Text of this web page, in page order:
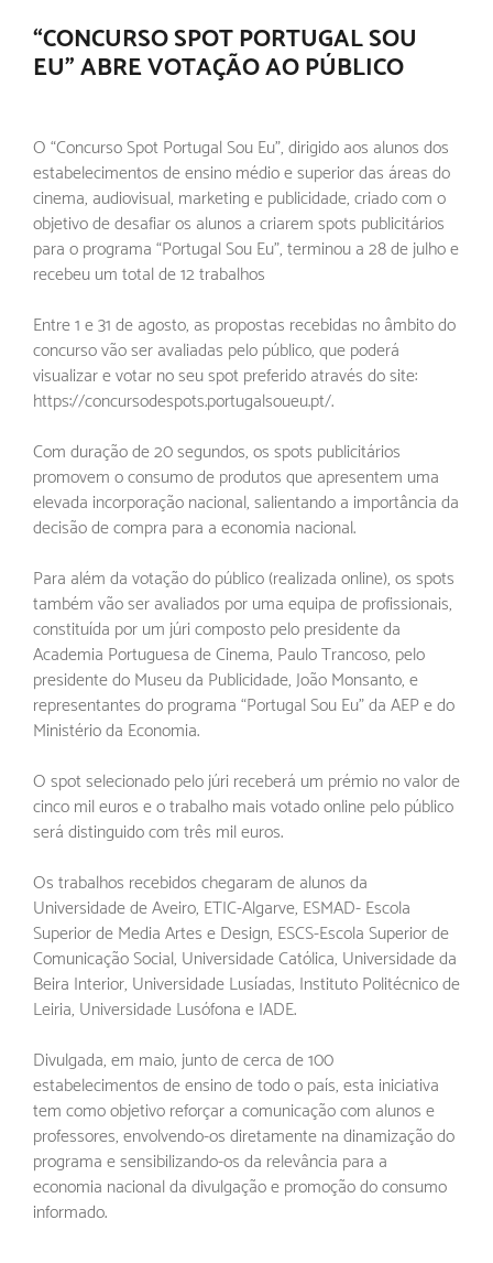
“CONCURSO SPOT PORTUGAL SOU
EU” ABRE VOTAÇÃO AO PÚBLICO
O “Concurso Spot Portugal Sou Eu”, dirigido aos alunos dos
estabelecimentos de ensino médio e superior das áreas do
cinema, audiovisual, marketing e publicidade, criado com o
objetivo de desafiar os alunos a criarem spots publicitários
para o programa “Portugal Sou Eu”, terminou a 28 de julho e
recebeu um total de 12 trabalhos
Entre 1 e 31 de agosto, as propostas recebidas no âmbito do
concurso vão ser avaliadas pelo público, que poderá
visualizar e votar no seu spot preferido através do site:
https://concursodespots.portugalsoueu.pt/.
Com duração de 20 segundos, os spots publicitários
promovem o consumo de produtos que apresentem uma
elevada incorporação nacional, salientando a importância da
decisão de compra para a economia nacional.
Para além da votação do público (realizada online), os spots
também vão ser avaliados por uma equipa de profissionais,
constituída por um júri composto pelo presidente da
Academia Portuguesa de Cinema, Paulo Trancoso, pelo
presidente do Museu da Publicidade, João Monsanto, e
representantes do programa “Portugal Sou Eu” da AEP e do
Ministério da Economia.
O spot selecionado pelo júri receberá um prémio no valor de
cinco mil euros e o trabalho mais votado online pelo público
será distinguido com três mil euros.
Os trabalhos recebidos chegaram de alunos da
Universidade de Aveiro, ETIC-Algarve, ESMAD- Escola
Superior de Media Artes e Design, ESCS-Escola Superior de
Comunicação Social, Universidade Católica, Universidade da
Beira Interior, Universidade Lusíadas, Instituto Politécnico de
Leiria, Universidade Lusófona e IADE.
Divulgada, em maio, junto de cerca de 100
estabelecimentos de ensino de todo o país, esta iniciativa
tem como objetivo reforçar a comunicação com alunos e
professores, envolvendo-os diretamente na dinamização do
programa e sensibilizando-os da relevância para a
economia nacional da divulgação e promoção do consumo
informado.